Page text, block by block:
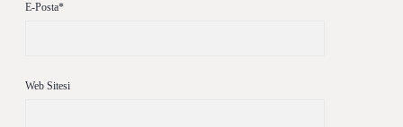
E-Posta*
Web Sitesi